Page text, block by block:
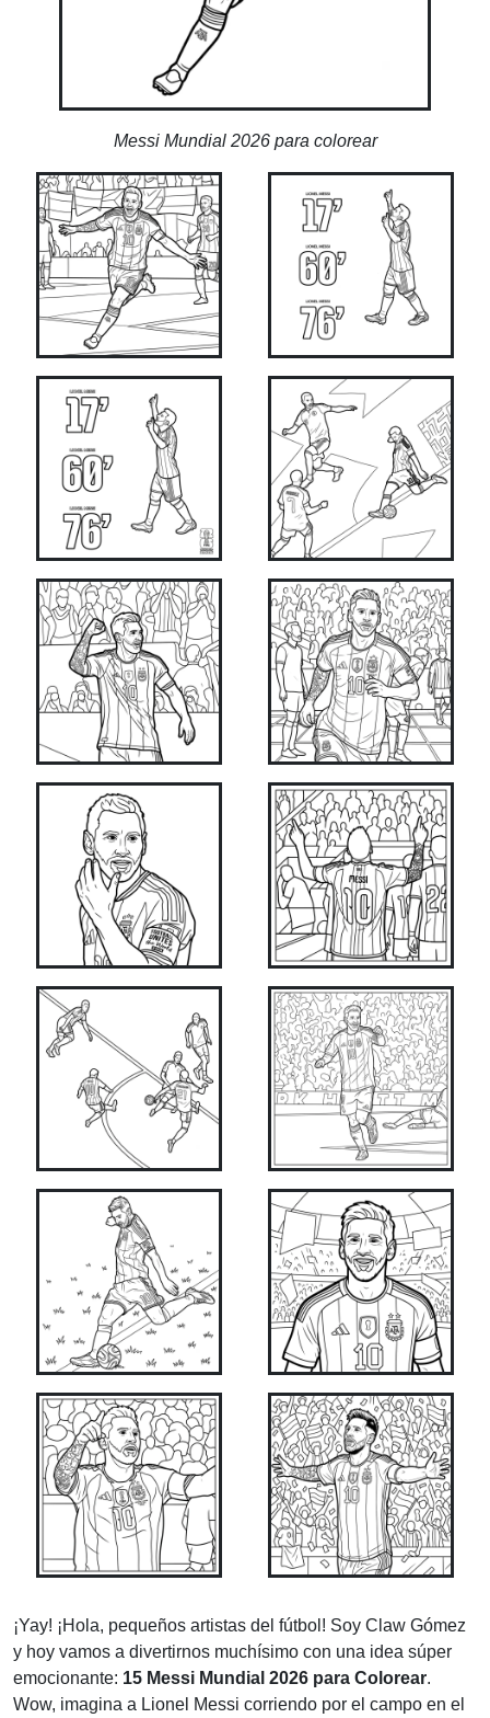
Messi Mundial 2026 para colorear
¡Yay! ¡Hola, pequeños artistas del fútbol! Soy Claw Gómez
y hoy vamos a divertirnos muchísimo con una idea súper
emocionante: 15 Messi Mundial 2026 para Colorear.
Wow, imagina a Lionel Messi corriendo por el campo en el